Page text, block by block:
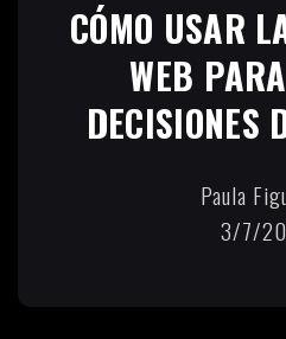
CÓMO USAR
WEB
DECISIONES
Paula
3/7/